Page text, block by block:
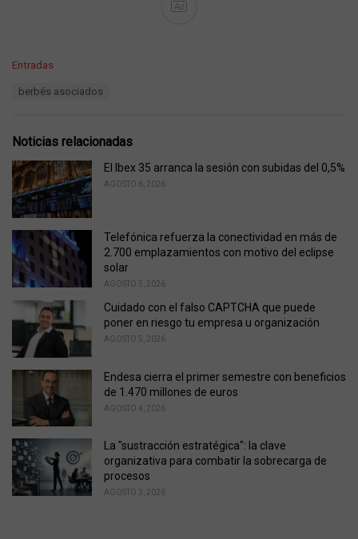
Ad
C
o
r
i
e
s
Entradas
:
berbés asociados
Noticias relacionadas
El Ibex 35 arranca la sesión con subidas del 0,5%
AGOSTO 6, 2026
Telefónica refuerza la conectividad en más de
2.700 emplazamientos con motivo del eclipse
solar
AGOSTO 5, 2026
Cuidado con el falso CAPTCHA que puede
poner en riesgo tu empresa u organización
AGOSTO 5, 2026
Endesa cierra el primer semestre con beneficios
de 1.470 millones de euros
AGOSTO 4, 2026
La "sustracción estratégica": la clave
organizativa para combatir la sobrecarga de
procesos
AGOSTO 3, 2026